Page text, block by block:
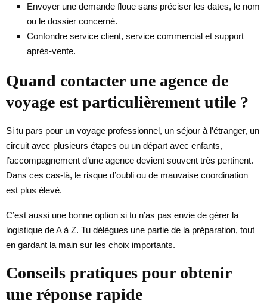
Envoyer une demande floue sans préciser les dates, le nom
ou le dossier concerné.
Confondre service client, service commercial et support
après-vente.
Quand contacter une agence de
voyage est particulièrement utile ?
Si tu pars pour un voyage professionnel, un séjour à l’étranger, un
circuit avec plusieurs étapes ou un départ avec enfants,
l’accompagnement d’une agence devient souvent très pertinent.
Dans ces cas-là, le risque d’oubli ou de mauvaise coordination
est plus élevé.
C’est aussi une bonne option si tu n’as pas envie de gérer la
logistique de A à Z. Tu délègues une partie de la préparation, tout
en gardant la main sur les choix importants.
Conseils pratiques pour obtenir
une réponse rapide